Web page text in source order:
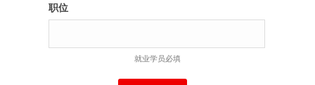
职位
就业学员必填